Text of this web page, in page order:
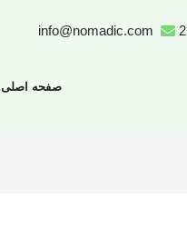
info@nomadic.com
صفحه اصلی